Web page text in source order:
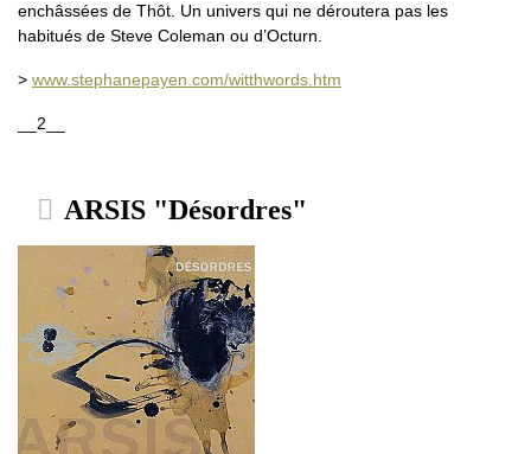
enchâssées de Thôt. Un univers qui ne déroutera pas les
habitués de Steve Coleman ou d’Octurn.
> www.stephanepayen.com/witthwords.htm
__2__
ARSIS "Désordres"